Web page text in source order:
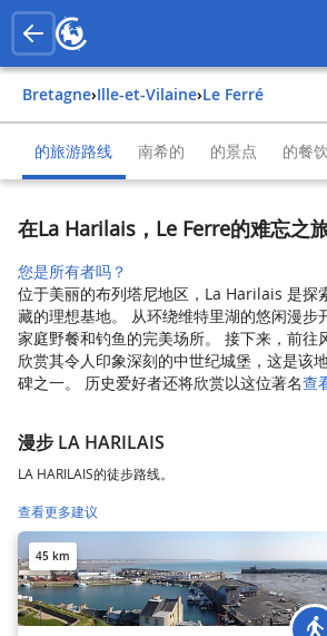
Bretagne› Ille-et-Vilaine› Le Ferré
的旅游路线 南希的 的景点 的餐
在La Harilais，Le Ferre的难忘之
您是所有者吗？
位于美丽的布列塔尼地区，La Harilais 是探
藏的理想基地。 从环绕维特里湖的悠闲漫步
家庭野餐和钓鱼的完美场所。 接下来，前往
欣赏其令人印象深刻的中世纪城堡，这是该
碑之一。 历史爱好者还将欣赏以这位著名查
漫步 LA HARILAIS
LA HARILAIS的徒步路线。
查看更多建议
45 km